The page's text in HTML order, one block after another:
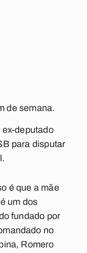
de semana.
ex-deputado
para disputar
é que a mãe
um dos
fundado por
no
Romero